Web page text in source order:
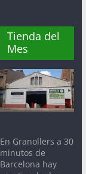
Tienda del
Mes
En Granollers a 30
minutos de
Barcelona hay